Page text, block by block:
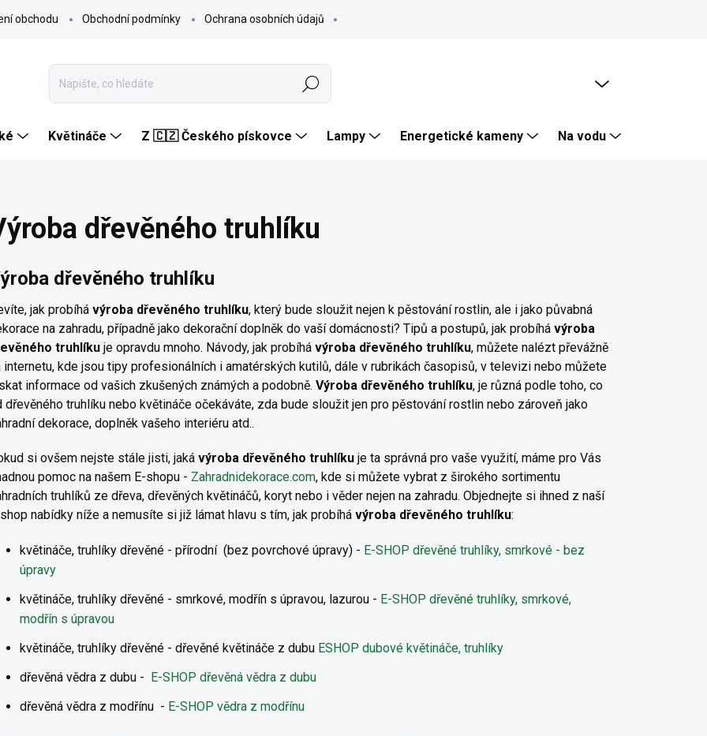
obchodu Obchodní podmínky Ochrana osobních údajů
Hledat
Květináče Z 🇨🇿 Českého pískovce Lampy Energetické kameny Na vodu
dřevěného truhlíku
dřevěného truhlíku
jak probíhá výroba dřevěného truhlíku, který bude sloužit nejen k pěstování rostlin, ale i jako půvabná
na zahradu, případně jako dekorační doplněk do vaší domácnosti? Tipů a postupů, jak probíhá výroba
truhlíku je opravdu mnoho. Návody, jak probíhá výroba dřevěného truhlíku, můžete nalézt převážně
internetu, kde jsou tipy profesionálních i amatérských kutilů, dále v rubrikách časopisů, v televizi nebo můžete
informace od vašich zkušených známých a podobně. Výroba dřevěného truhlíku, je různá podle toho, co
dřevěného truhlíku nebo květináče očekáváte, zda bude sloužit jen pro pěstování rostlin nebo zároveň jako
dekorace, doplněk vašeho interiéru atd..
si ovšem nejste stále jisti, jaká výroba dřevěného truhlíku je ta správná pro vaše využití, máme pro Vás
pomoc na našem E-shopu - Zahradnidekorace.com, kde si můžete vybrat z širokého sortimentu
truhlíků ze dřeva, dřevěných květináčů, koryt nebo i věder nejen na zahradu. Objednejte si ihned z naší
nabídky níže a nemusíte si již lámat hlavu s tím, jak probíhá výroba dřevěného truhlíku:
květináče, truhlíky dřevěné - přírodní (bez povrchové úpravy) - E-SHOP dřevěné truhlíky, smrkové - bez
úpravy
květináče, truhlíky dřevěné - smrkové, modřín s úpravou, lazurou - E-SHOP dřevěné truhlíky, smrkové,
modřín s úpravou
květináče, truhlíky dřevěné - dřevěné květináče z dubu ESHOP dubové květináče, truhlíky
dřevěná vědra z dubu - E-SHOP dřevěná vědra z dubu
dřevěná vědra z modřínu - E-SHOP vědra z modřínu